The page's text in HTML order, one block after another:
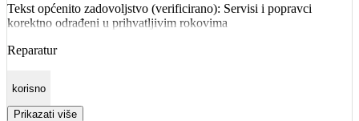
Tekst općenito zadovoljstvo (verificirano): Servisi i popravci
korektno odrađeni u prihvatljivim rokovima
Reparatur
korisno
Prikazati više